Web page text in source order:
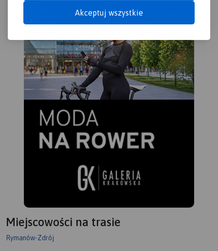
Akceptuj wszystkie
Miejscowości na trasie
Rymanów-Zdrój